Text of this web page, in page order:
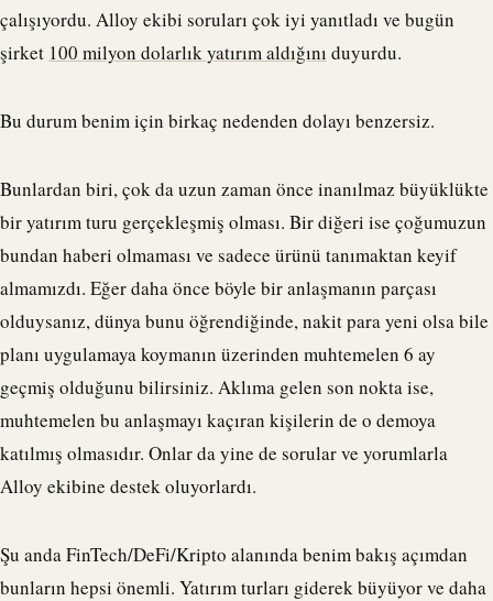
çalışıyordu. Alloy ekibi soruları çok iyi yanıtladı ve bugün
şirket 100 milyon dolarlık yatırım aldığını duyurdu.
Bu durum benim için birkaç nedenden dolayı benzersiz.
Bunlardan biri, çok da uzun zaman önce inanılmaz büyüklükte
bir yatırım turu gerçekleşmiş olması. Bir diğeri ise çoğumuzun
bundan haberi olmaması ve sadece ürünü tanımaktan keyif
almamızdı. Eğer daha önce böyle bir anlaşmanın parçası
olduysanız, dünya bunu öğrendiğinde, nakit para yeni olsa bile
planı uygulamaya koymanın üzerinden muhtemelen 6 ay
geçmiş olduğunu bilirsiniz. Aklıma gelen son nokta ise,
muhtemelen bu anlaşmayı kaçıran kişilerin de o demoya
katılmış olmasıdır. Onlar da yine de sorular ve yorumlarla
Alloy ekibine destek oluyorlardı.
Şu anda FinTech/DeFi/Kripto alanında benim bakış açımdan
bunların hepsi önemli. Yatırım turları giderek büyüyor ve daha